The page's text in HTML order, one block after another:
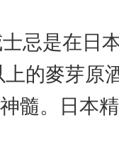
是在日本
的麥芽原
髓。日本